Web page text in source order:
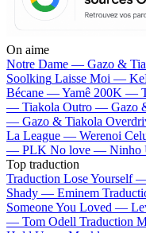
On aime
Notre Dame — Gazo &
Soolking Laisse Moi —
Bécane —Yamê 200K —
— Tiakola Outro — Gazo
— Gazo & Tiakola
La League — Werenoi
— PLK No love — Ninho
Top traduction
Traduction Lose Yourself
Shady — Eminem
Someone You Loved —
— Tom Odell Traduction